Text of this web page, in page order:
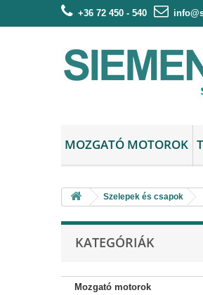
+36 72 450 - 540
MOZGATÓ MOTOROK
Szelepek és csapok
KATEGÓRIÁK
Mozgató motorok